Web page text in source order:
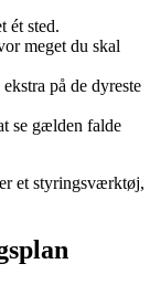
ét sted.
meget du skal
på de dyreste
se gælden falde
et styringsværktøj,